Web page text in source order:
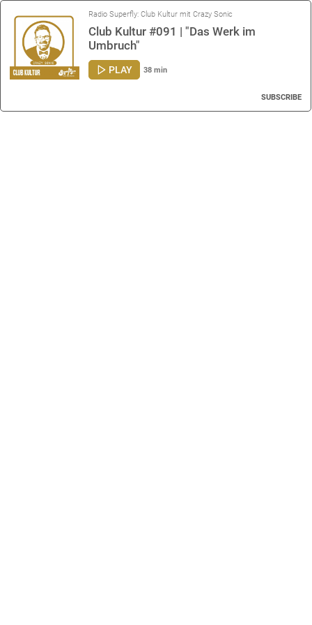
Radio Superfly: Club Kultur mit Crazy Sonic
Club Kultur #091 | "Das Werk im
Umbruch"
PLAY 38 min
SUBSCRIBE